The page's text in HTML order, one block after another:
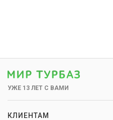
УЖЕ 13 ЛЕТ С ВАМИ
КЛИЕНТАМ